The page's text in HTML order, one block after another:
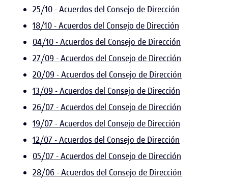
25/10 - Acuerdos del Consejo de Dirección
18/10 - Acuerdos del Consejo de Dirección
04/10 - Acuerdos del Consejo de Dirección
27/09 - Acuerdos del Consejo de Dirección
20/09 - Acuerdos del Consejo de Dirección
13/09 - Acuerdos del Consejo de Dirección
26/07 - Acuerdos del Consejo de Dirección
19/07 - Acuerdos del Consejo de Dirección
12/07 - Acuerdos del Consejo de Dirección
05/07 - Acuerdos del Consejo de Dirección
28/06 - Acuerdos del Consejo de Dirección